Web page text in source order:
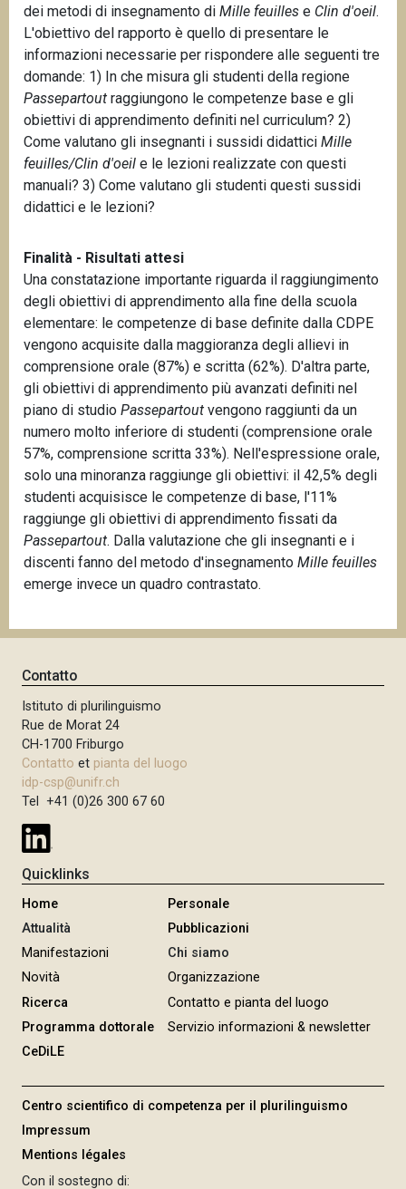
dei metodi di insegnamento di Mille feuilles e Clin d'oeil.
L'obiettivo del rapporto è quello di presentare le
informazioni necessarie per rispondere alle seguenti tre
domande: 1) In che misura gli studenti della regione
Passepartout raggiungono le competenze base e gli
obiettivi di apprendimento definiti nel curriculum? 2)
Come valutano gli insegnanti i sussidi didattici Mille
feuilles/Clin d'oeil e le lezioni realizzate con questi
manuali? 3) Come valutano gli studenti questi sussidi
didattici e le lezioni?
Finalità - Risultati attesi
Una constatazione importante riguarda il raggiungimento
degli obiettivi di apprendimento alla fine della scuola
elementare: le competenze di base definite dalla CDPE
vengono acquisite dalla maggioranza degli allievi in
comprensione orale (87%) e scritta (62%). D'altra parte,
gli obiettivi di apprendimento più avanzati definiti nel
piano di studio Passepartout vengono raggiunti da un
numero molto inferiore di studenti (comprensione orale
57%, comprensione scritta 33%). Nell'espressione orale,
solo una minoranza raggiunge gli obiettivi: il 42,5% degli
studenti acquisisce le competenze di base, l'11%
raggiunge gli obiettivi di apprendimento fissati da
Passepartout. Dalla valutazione che gli insegnanti e i
discenti fanno del metodo d'insegnamento Mille feuilles
emerge invece un quadro contrastato.
Contatto
Istituto di plurilinguismo
Rue de Morat 24
CH-1700 Friburgo
Contatto et pianta del luogo
idp-csp@unifr.ch
Tel +41 (0)26 300 67 60
Quicklinks
Home
Attualità
Manifestazioni
Novità
Ricerca
Programma dottorale
CeDiLE
Personale
Pubblicazioni
Chi siamo
Organizzazione
Contatto e pianta del luogo
Servizio informazioni & newsletter
Centro scientifico di competenza per il plurilinguismo
Impressum
Mentions légales
Con il sostegno di: